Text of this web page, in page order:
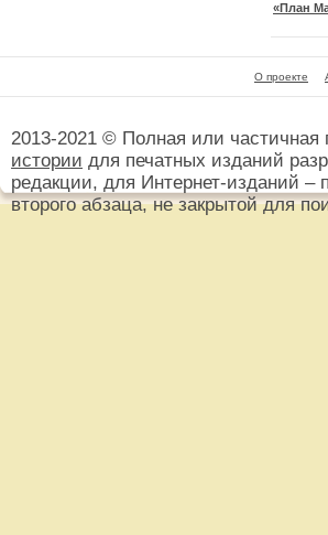
«План
О проекте
2013-2021 © Полная или
истории для печатных изданий
редакции, для Интернет-изданий –
второго абзаца, не закрытой для